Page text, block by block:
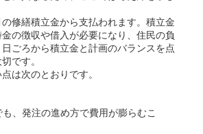
修繕積立金から支払われます。積立金
の徴収や借入が必要になり、住民の負
ごろから積立金と計画のバランスを点
です。
は次のとおりです。
、発注の進め方で費用が膨らむこ